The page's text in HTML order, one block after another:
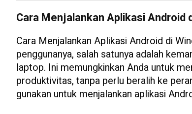
Cara Menjalankan Aplikasi Android
Cara Menjalankan Aplikasi Android di
penggunanya, salah satunya adalah
laptop. Ini memungkinkan Anda untuk
produktivitas, tanpa perlu beralih ke
gunakan untuk menjalankan aplikasi